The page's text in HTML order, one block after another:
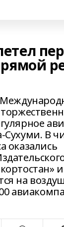
В
оказались
на